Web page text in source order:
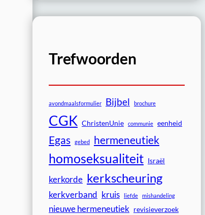
Trefwoorden
avondmaalsformulier Bijbel brochure
CGK ChristenUnie communie eenheid
Egas gebed hermeneutiek
homoseksualiteit Israël
kerkorde kerkscheuring
kerkverband kruis liefde mishandeling
nieuwe hermeneutiek revisieverzoek